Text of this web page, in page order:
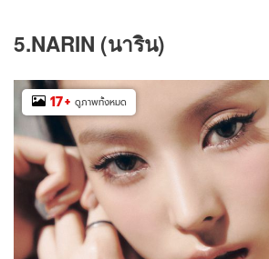
5.NARIN (นาริน)
17+ ดูภาพทั้งหมด